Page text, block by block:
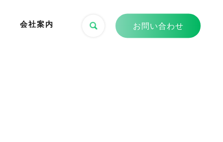
会社案内 お問い合わせ